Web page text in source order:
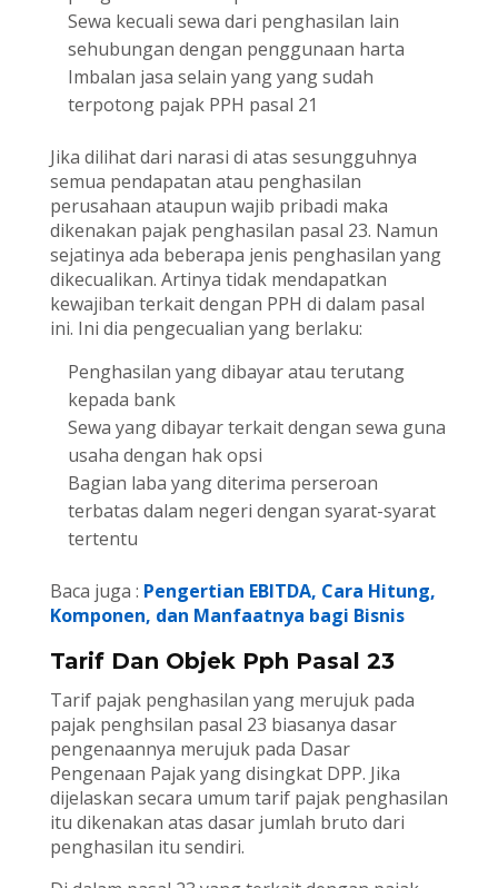
Sewa kecuali sewa dari penghasilan lain
sehubungan dengan penggunaan harta
Imbalan jasa selain yang yang sudah
terpotong pajak PPH pasal 21
Jika dilihat dari narasi di atas sesungguhnya
semua pendapatan atau penghasilan
perusahaan ataupun wajib pribadi maka
dikenakan pajak penghasilan pasal 23. Namun
sejatinya ada beberapa jenis penghasilan yang
dikecualikan. Artinya tidak mendapatkan
kewajiban terkait dengan PPH di dalam pasal
ini. Ini dia pengecualian yang berlaku:
Penghasilan yang dibayar atau terutang
kepada bank
Sewa yang dibayar terkait dengan sewa guna
usaha dengan hak opsi
Bagian laba yang diterima perseroan
terbatas dalam negeri dengan syarat-syarat
tertentu
Baca juga : Pengertian EBITDA, Cara Hitung,
Komponen, dan Manfaatnya bagi Bisnis
Tarif Dan Objek Pph Pasal 23
Tarif pajak penghasilan yang merujuk pada
pajak penghsilan pasal 23 biasanya dasar
pengenaannya merujuk pada Dasar
Pengenaan Pajak yang disingkat DPP. Jika
dijelaskan secara umum tarif pajak penghasilan
itu dikenakan atas dasar jumlah bruto dari
penghasilan itu sendiri.